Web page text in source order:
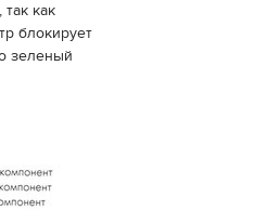
как
блокирует
зеленый